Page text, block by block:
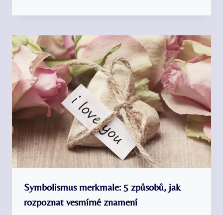
Symbolismus merkmale: 5 způsobů, jak
rozpoznat vesmírné znamení